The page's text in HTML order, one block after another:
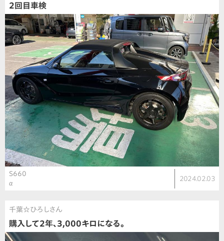
2回目車検
S660
α
2024.02.03
千葉☆ひろしさん
購入して2年、3,000キロになる。